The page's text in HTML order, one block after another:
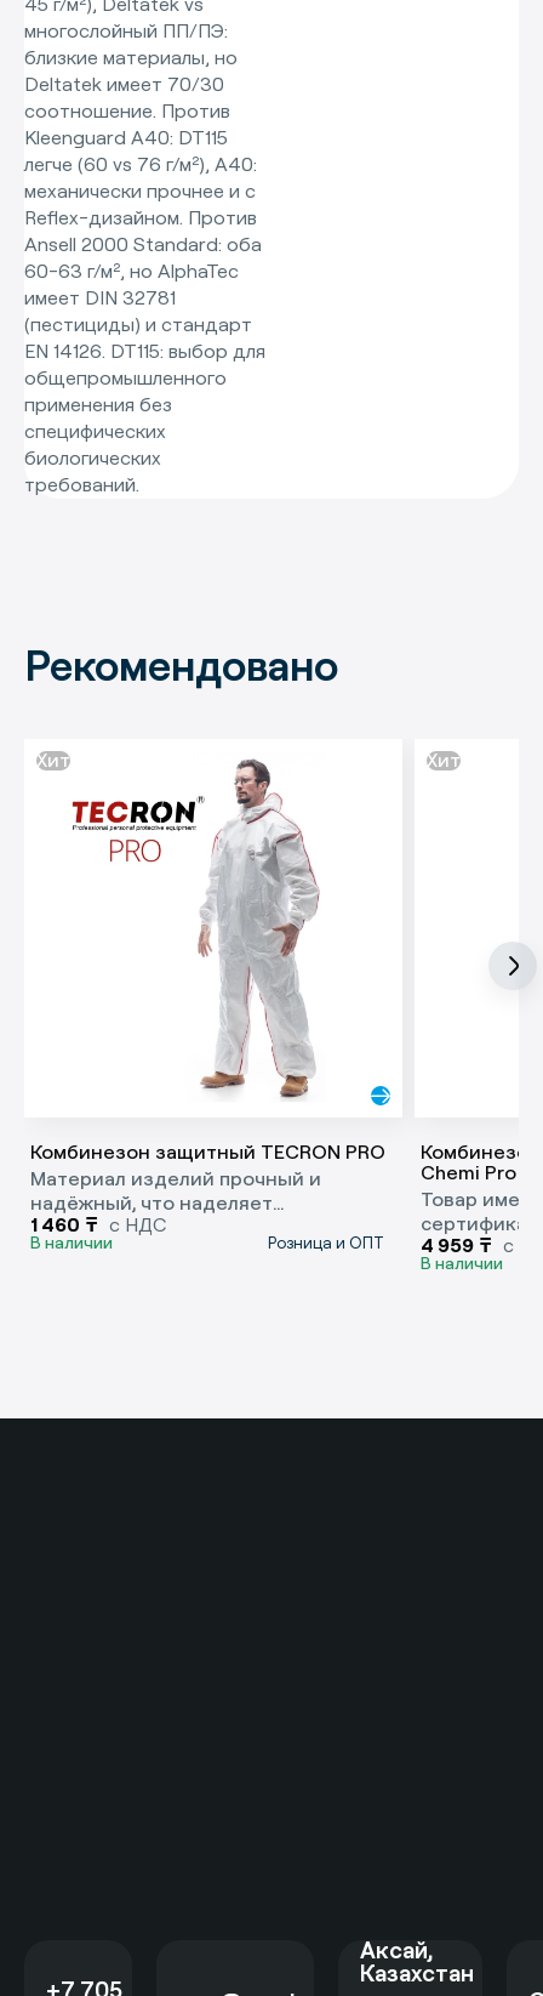
многослойный ПП/ПЭ:
близкие материалы, но
Deltatek имеет 70/30
соотношение. Против
Kleenguard A40: DT115
легче (60 vs 76 г/м²), A40:
механически прочнее и с
Reflex-дизайном. Против
Ansell 2000 Standard: оба
60-63 г/м², но AlphaTec
имеет DIN 32781
(пестициды) и стандарт
EN 14126. DT115: выбор для
общепромышленного
применения без
специфических
биологических
требований.
Рекомендовано
Хит
Комбинезон защитный TECRON PRO
Материал изделий прочный и
надёжный, что наделяет
комбинезоны повышенной
износостойкостью.
1 460 ₸ с НДС
В наличии Розница и ОПТ
Хит
Chemi Pro
Товар
стандартов
4 959 ₸ с
В наличии
+7 705
Аксай,
Казахстан